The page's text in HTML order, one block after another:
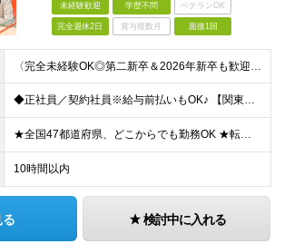
未経験歓迎 学歴不問 ベテランOK
完全週休2日 賞与複数月 面接1回
〈完全未経験OK◎第二新卒＆2026年新卒も歓迎します！〉 ☆「VtubeやVRChatが気になる！」の志望動機でOK ☆社会人デビューOK／学歴・経歴不問 未経験スタート前提のポテンシャル採用。
◆正社員／契約社員※給与前払いもOK♪ 【関東（一都三県）】 月給25万円～ ※固定残業代（月20時間分／月3万2383円）を含む。超過分は別途支給。 ※試用期間中の給与は月給23万円～ 【関東（北
★全国47都道府県、どこからでも勤務OK ★転勤なし！腰を据えて活躍◎ ★マイカー通勤OK（拠点による） ★業務に慣れたら、ゆくゆくはリモート併用やフルリモートも可能 全国のお客様先にて勤務していた
10時間以内
検討中に入れる